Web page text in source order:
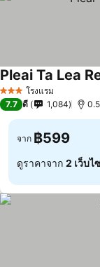
3 ดาว โรงแรม
Pleai Ta Lea
7.7 ดี 1,084
จาก ฿599
ดูราคาจาก 2 เว็บไ